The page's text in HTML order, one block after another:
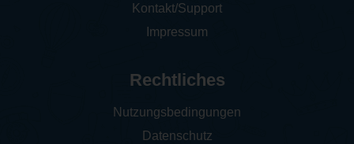
Kontakt/Support
Impressum
Rechtliches
Nutzungsbedingungen
Datenschutz